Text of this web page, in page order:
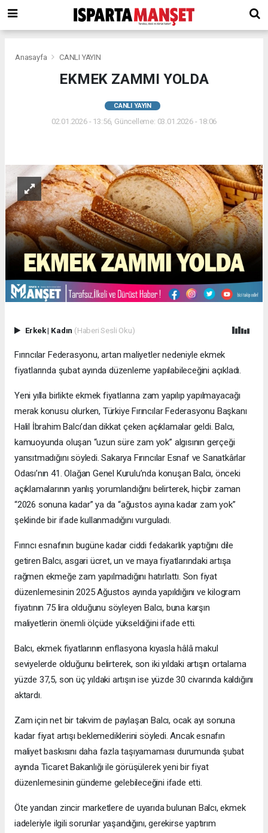
Anasayfa CANLI YAYIN
EKMEK ZAMMI YOLDA
CANLI YAYIN
02.01.2026 - 13:56, Güncelleme: 03.01.2026 - 18:06
Erkek| Kadın (Haberi Sesli Oku)
Fırıncılar Federasyonu, artan maliyetler nedeniyle ekmek
fiyatlarında şubat ayında düzenleme yapılabileceğini açıkladı.
Yeni yılla birlikte ekmek fiyatlarına zam yapılıp yapılmayacağı
merak konusu olurken, Türkiye Fırıncılar Federasyonu Başkanı
Halil İbrahim Balcı’dan dikkat çeken açıklamalar geldi. Balcı,
kamuoyunda oluşan “uzun süre zam yok” algısının gerçeği
yansıtmadığını söyledi. Sakarya Fırıncılar Esnaf ve Sanatkârlar
Odası’nın 41. Olağan Genel Kurulu’nda konuşan Balcı, önceki
açıklamalarının yanlış yorumlandığını belirterek, hiçbir zaman
“2026 sonuna kadar” ya da “ağustos ayına kadar zam yok”
şeklinde bir ifade kullanmadığını vurguladı.
Fırıncı esnafının bugüne kadar ciddi fedakarlık yaptığını dile
getiren Balcı, asgari ücret, un ve maya fiyatlarındaki artışa
rağmen ekmeğe zam yapılmadığını hatırlattı. Son fiyat
düzenlemesinin 2025 Ağustos ayında yapıldığını ve kilogram
fiyatının 75 lira olduğunu söyleyen Balcı, buna karşın
maliyetlerin önemli ölçüde yükseldiğini ifade etti.
Balcı, ekmek fiyatlarının enflasyona kıyasla hâlâ makul
seviyelerde olduğunu belirterek, son iki yıldaki artışın ortalama
yüzde 37,5, son üç yıldaki artışın ise yüzde 30 civarında kaldığını
aktardı.
Zam için net bir takvim de paylaşan Balcı, ocak ayı sonuna
kadar fiyat artışı beklemediklerini söyledi. Ancak esnafın
maliyet baskısını daha fazla taşıyamaması durumunda şubat
ayında Ticaret Bakanlığı ile görüşülerek yeni bir fiyat
düzenlemesinin gündeme gelebileceğini ifade etti.
Öte yandan zincir marketlere de uyarıda bulunan Balcı, ekmek
iadeleriyle ilgili sorunlar yaşandığını, gerekirse yaptırım